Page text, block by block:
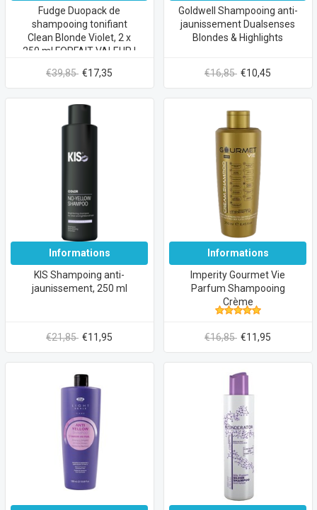
Fudge Duopack de
shampooing tonifiant
Clean Blonde Violet, 2 x
250 ml FORFAIT VALEUR !
€39,85 €17,35
Goldwell Shampooing anti-
jaunissement Dualsenses
Blondes & Highlights
€16,85 €10,45
Informations
KIS Shampoing anti-
jaunissement, 250 ml
€21,85 €11,95
Informations
Imperity Gourmet Vie
Parfum Shampooing
Crème
€16,85 €11,95